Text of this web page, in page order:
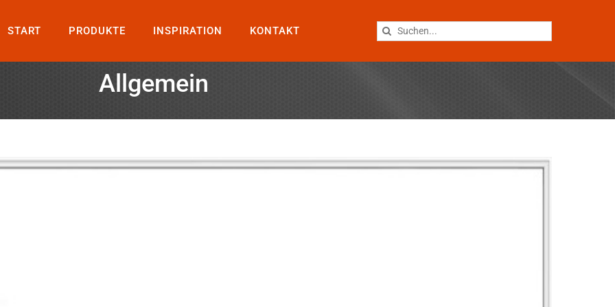
START PRODUKTE INSPIRATION KONTAKT
Suche
nach:
Allgemein